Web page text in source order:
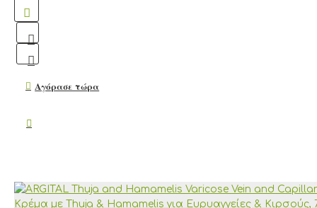
Αγόρασε τώρα